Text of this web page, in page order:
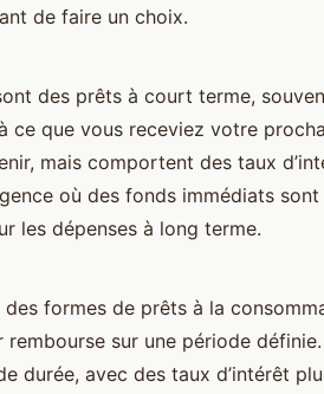
de faire un choix.
des prêts à court terme,
ce que vous receviez votre
mais comportent des taux
où des fonds immédiats
les dépenses à long terme.
des formes de prêts à la
rembourse sur une période
durée, avec des taux d’intérêt